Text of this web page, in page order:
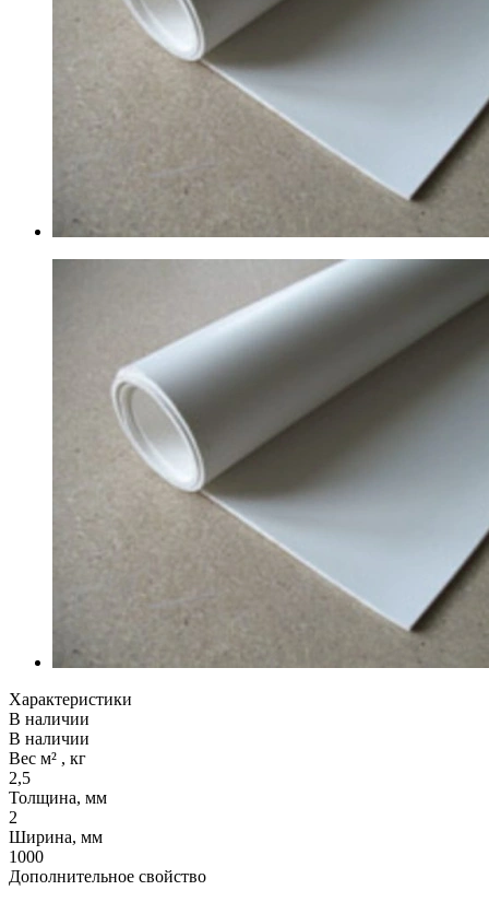
Характеристики
В наличии
В наличии
Вес м² , кг
2,5
Толщина, мм
2
Ширина, мм
1000
Дополнительное свойство